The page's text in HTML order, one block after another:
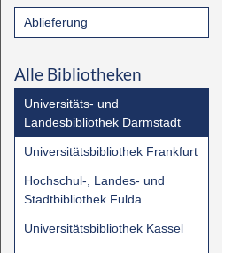
Ablieferung
Alle Bibliotheken
Universitäts- und
Landesbibliothek Darmstadt
Universitätsbibliothek Frankfurt
Hochschul-, Landes- und
Stadtbibliothek Fulda
Universitätsbibliothek Kassel